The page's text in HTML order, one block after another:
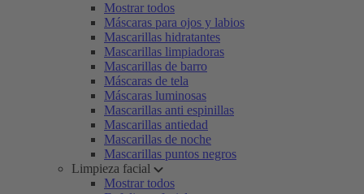
Mostrar todos
Máscaras para ojos y labios
Mascarillas hidratantes
Mascarillas limpiadoras
Mascarillas de barro
Máscaras de tela
Máscaras luminosas
Mascarillas anti espinillas
Mascarillas antiedad
Mascarillas de noche
Mascarillas puntos negros
Limpieza facial
Mostrar todos